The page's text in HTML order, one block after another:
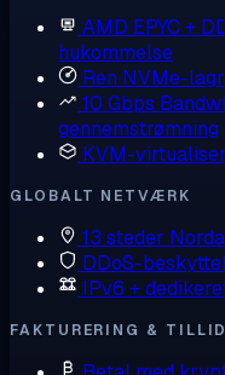
AMD EPYC +
hukommelse
Ren NVMe-
10 Gbps
gennemstrømning
KVM-
GLOBALT NETVÆRK
13 steder
DDoS-
IPv6 +
FAKTURERING & TILLID